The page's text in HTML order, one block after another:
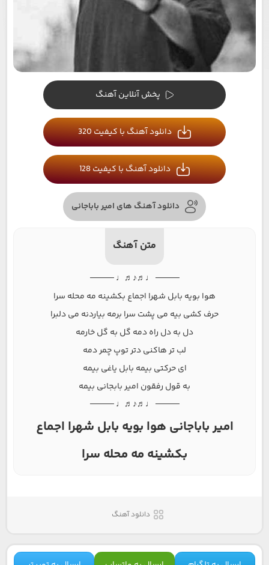
پخش آنلاین آهنگ
دانلود آهنگ با کیفیت 320
دانلود آهنگ با کیفیت 128
دانلود آهنگ های امیر باباجانی
متن آهنگ
──── ♩♬♪♬♩ ────
هوا بویه بابل شهرا اجماع بکشینه مه محله سرا
حرف کشی بیه می پشت سرا برمه بیاردنه می دلبرا
دل به دل راه دمه گل به گل خارمه
لب تر هاکنی دتر توپ چمر دمه
ای حرکتی بیمه بابل یاغی بیمه
به قول رفقون امیر بابجانی بیمه
──── ♩♬♪♬♩ ────
امیر باباجانی هوا بویه بابل شهرا اجماع
بکشینه مه محله سرا
دانلود آهنگ